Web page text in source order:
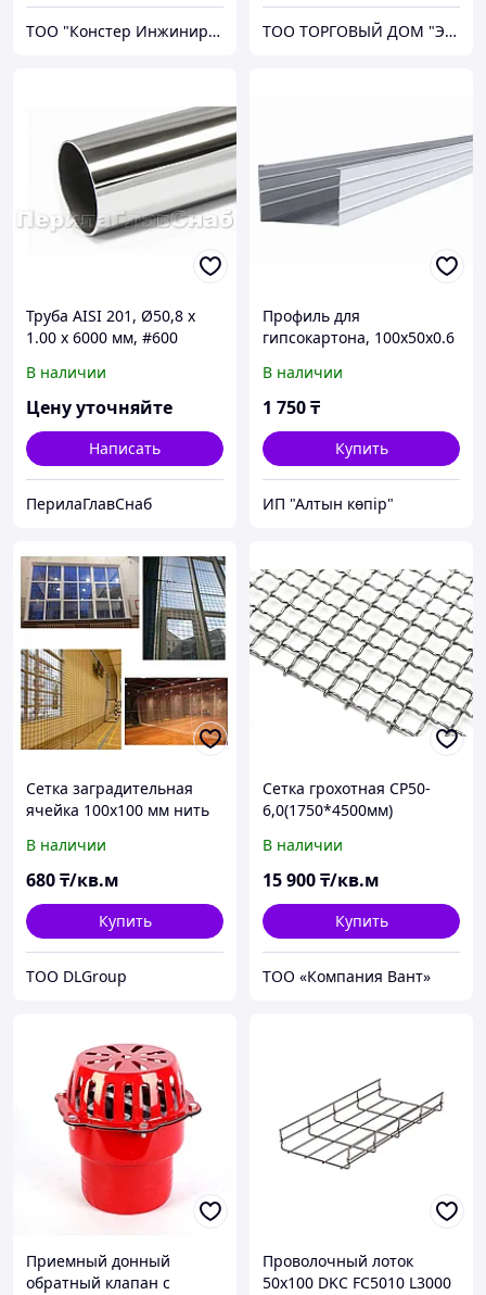
ТОО "Констер Инжиниринг" ТОО ТОРГОВЫЙ ДОМ "ЭЛЕКТРОЦЕНТР"
Труба AISI 201, Ø50,8 х
1.00 х 6000 мм, #600
В наличии
Цену уточняйте
Написать
ПерилаГлавСнаб
Профиль для
гипсокартона, 100х50х0.6
В наличии
1 750₸
Купить
ИП "Алтын көпір"
Сетка заградительная
ячейка 100х100 мм нить
(Россия)
В наличии
680₸/кв.м
Купить
ТОО DLGroup
Сетка грохотная СР50-
6,0(1750*4500мм)
В наличии
15 900₸/кв.м
Купить
ТОО «Компания Вант»
Приемный донный
обратный клапан с
Проволочный лоток
50х100 DKC FC5010 L3000